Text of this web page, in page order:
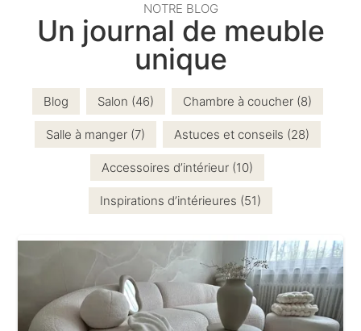
NOTRE BLOG
Un journal de meuble
unique
Blog Salon (46) Chambre à coucher (8)
Salle à manger (7) Astuces et conseils (28)
Accessoires d’intérieur (10)
Inspirations d’intérieures (51)